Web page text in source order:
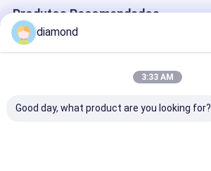
Produtos Recomendados
diamond
3:33 AM
Good day, what product are you looking for?